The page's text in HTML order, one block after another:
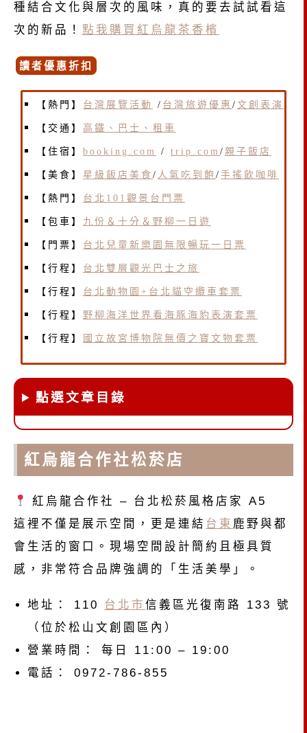
種結合文化與層次的風味，真的要去試試看這
次的新品！ 點我購買紅烏龍茶香檳
讀者優惠折扣
【熱門】 台灣展覽活動 / 台灣旅遊優惠 / 文創表演
【交通】 高鐵、巴士、租車
【住宿】 booking.com / trip.com / 親子飯店
【美食】 星級飯店美食 / 人氣吃到飽 / 手搖飲咖啡
【熱門】 台北101觀景台門票
【包車】 九份＆十分＆野柳一日遊
【門票】 台北兒童新樂園無限暢玩一日票
【行程】 台北雙層觀光巴士之旅
【行程】 台北動物園+台北貓空纜車套票
【行程】 野柳海洋世界看海豚海豹表演套票
【行程】 國立故宮博物院無價之寶文物套票
點選文章目錄
紅烏龍合作社松菸店
紅烏龍合作社 – 台北松菸風格店家 A5
這裡不僅是展示空間，更是連結 台東 鹿野與都
會生活的窗口。現場空間設計簡約且極具質
感，非常符合品牌強調的「生活美學」。
地址： 110 台北市 信義區光復南路 133 號
（位於松山文創園區內）
營業時間： 每日 11:00 – 19:00
電話： 0972-786-855